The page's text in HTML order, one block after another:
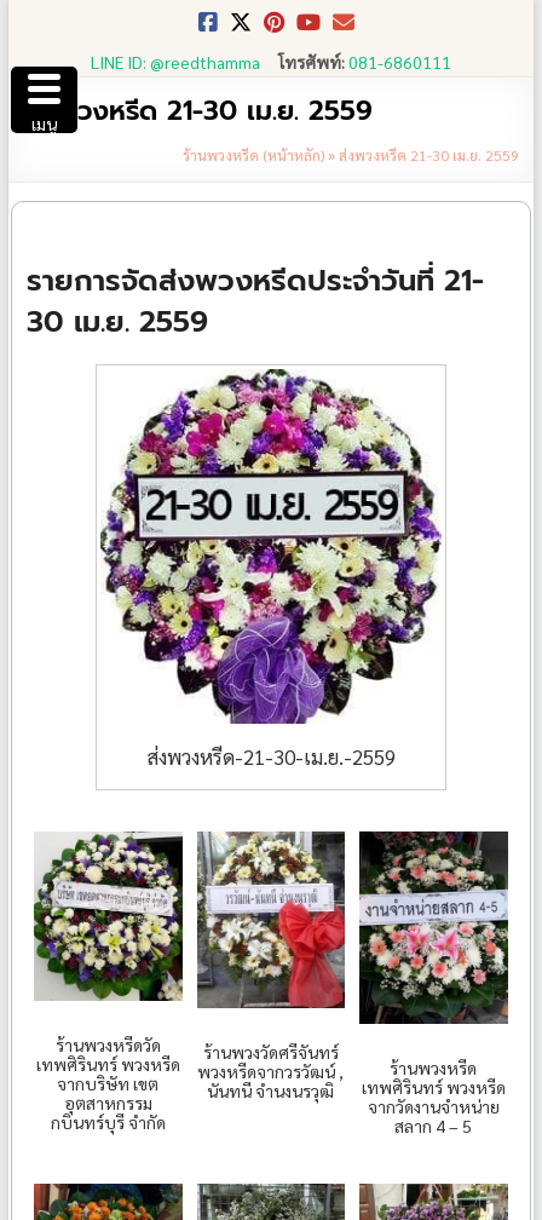
content
LINE ID: @reedthamma โทรศัพท์:081-6860111
ส่งพวงหรีด 21-30 เม.ย. 2559
ร้านพวงหรีด (หน้าหลัก)»ส่งพวงหรีด 21-30 เม.ย. 2559
รายการจัดส่งพวงหรีดประจำวันที่ 21-
30 เม.ย. 2559
ส่งพวงหรีด-21-30-เม.ย.-2559
ร้านพวงหรีดวัด
เทพศิรินทร์ พวงหรีด
จากบริษัท เขต
อุตสาหกรรม
กบินทร์บุรี จำกัด
ร้านพวงวัดศรีจันทร์
พวงหรีดจากวรวัฒน์ ,
นันทนี จำนงนรวุฒิ
ร้านพวงหรีด
เทพศิรินทร์ พวงหรีด
จากวัดงานจำหน่าย
สลาก 4 – 5
เมนู